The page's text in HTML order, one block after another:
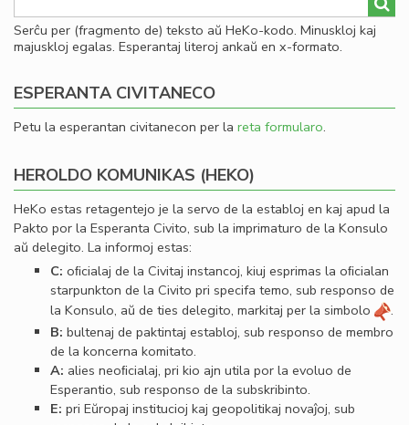
Serĉu per (fragmento de) teksto aŭ HeKo-kodo. Minuskloj kaj
majuskloj egalas. Esperantaj literoj ankaŭ en x-formato.
ESPERANTA CIVITANECO
Petu la esperantan civitanecon per la reta formularo.
HEROLDO KOMUNIKAS (HEKO)
HeKo estas retagentejo je la servo de la establoj en kaj apud la
Pakto por la Esperanta Civito, sub la imprimaturo de la Konsulo
aŭ delegito. La informoj estas:
C: oﬁcialaj de la Civitaj instancoj, kiuj esprimas la oﬁcialan
starpunkton de la Civito pri specifa temo, sub responso de
la Konsulo, aŭ de ties delegito, markitaj per la simbolo
.
B: bultenaj de paktintaj establoj, sub responso de membro
de la koncerna komitato.
A: alies neoﬁcialaj, pri kio ajn utila por la evoluo de
Esperantio, sub responso de la subskribinto.
E: pri Eŭropaj institucioj kaj geopolitikaj novaĵoj, sub